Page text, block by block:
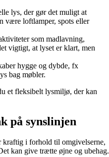
lys, der gør det muligt at
være loftlamper, spots eller
som madlavning,
vigtigt, at lyset er klart, men
hygge og dybde, fx
bag møbler.
et fleksibelt lysmiljø, der kan
på synslinjen
i forhold til omgivelserne,
kan give trætte øjne og ubehag.